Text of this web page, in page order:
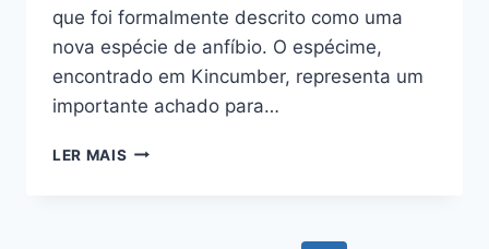
que foi formalmente descrito como uma
nova espécie de anfíbio. O espécime,
encontrado em Kincumber, representa um
importante achado para…
LER MAIS FÓSSIL